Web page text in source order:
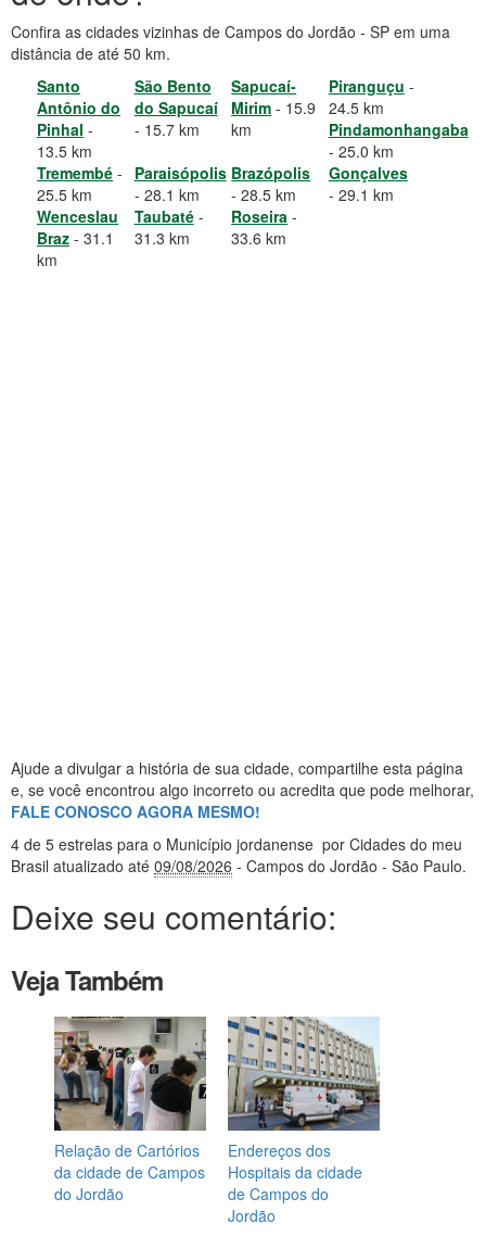
Confira as cidades vizinhas de Campos do Jordão - SP em uma
distância de até 50 km.
Santo
Antônio do
Pinhal -
13.5 km
São Bento
do Sapucaí
- 15.7 km
Sapucaí-
Mirim - 15.9
km
Piranguçu -
24.5 km
Pindamonhangaba
- 25.0 km
Tremembé -
25.5 km
Paraisópolis
- 28.1 km
Brazópolis
- 28.5 km
Gonçalves
- 29.1 km
Wenceslau
Braz - 31.1
km
Taubaté-
31.3 km
Roseira -
33.6 km
Ajude a divulgar a história de sua cidade, compartilhe esta página
e, se você encontrou algo incorreto ou acredita que pode melhorar,
FALE CONOSCO AGORA MESMO!
4 de 5 estrelas para o Município jordanense por Cidades do meu
Brasil atualizado até 09/08/2026 - Campos do Jordão - São Paulo.
Deixe seu comentário:
Veja Também
Relação de Cartórios
da cidade de Campos
do Jordão
Endereços dos
Hospitais da cidade
de Campos do
Jordão